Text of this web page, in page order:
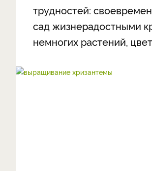
трудностей:
сад жизнерадостными
немногих растений,